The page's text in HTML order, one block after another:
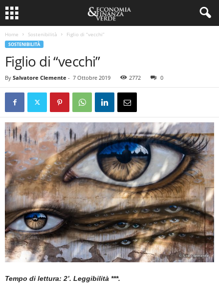
Home Sostenibilità Figlio di “vecchi”
SOSTENIBILITÀ
Figlio di “vecchi”
By Salvatore Clemente - 7 Ottobre 2019 2772 0
Tempo di lettura: 2’. Leggibilità ***.